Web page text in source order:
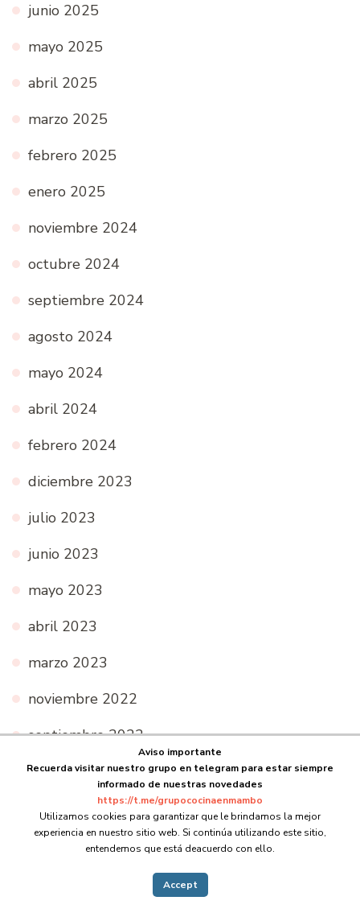
junio 2025
mayo 2025
abril 2025
marzo 2025
febrero 2025
enero 2025
noviembre 2024
octubre 2024
septiembre 2024
agosto 2024
mayo 2024
abril 2024
febrero 2024
diciembre 2023
julio 2023
junio 2023
mayo 2023
abril 2023
marzo 2023
noviembre 2022
septiembre 2022
agosto 2022
julio 2022
junio 2022
Aviso importante
Recuerda visitar nuestro grupo en telegram para estar siempre
informado de nuestras novedades
https://t.me/grupococinaenmambo
Utilizamos cookies para garantizar que le brindamos la mejor
experiencia en nuestro sitio web. Si continúa utilizando este sitio,
entendemos que está deacuerdo con ello.
Accept